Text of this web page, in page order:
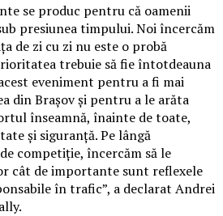
se produc pentru că oamenii
presiunea timpului. Noi încercăm
de zi cu zi nu este o probă
trebuie să fie întotdeauna
eveniment pentru a fi mai
din Brașov și pentru a le arăta
înseamnă, înainte de toate,
și siguranță. Pe lângă
competiție, încercăm să le
cât de importante sunt reflexele
în trafic”, a declarat Andrei